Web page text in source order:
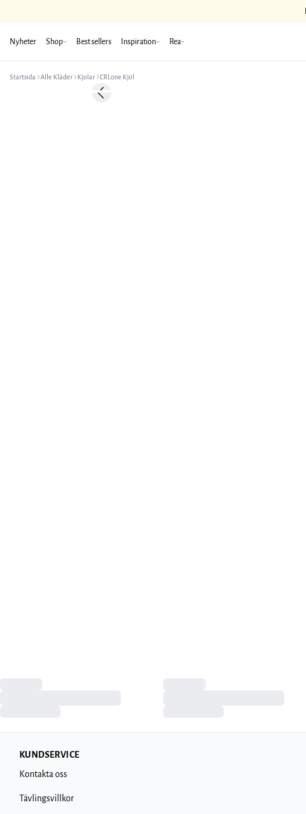
Nyheter Shop Best sellers Inspiration Rea
Startsida Alle Kläder Kjolar CRLone Kjol
Previous slide
KUNDSERVICE
Kontakta oss
Tävlingsvillkor